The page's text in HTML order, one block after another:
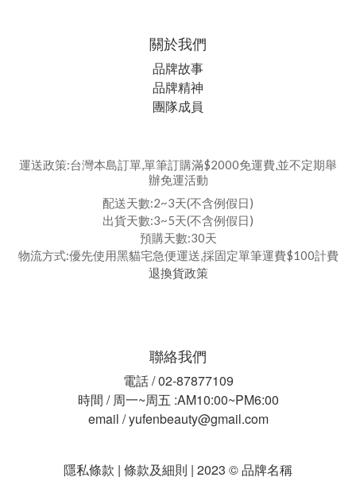
關於我們
品牌故事
品牌精神
團隊成員
運送政策:台灣本島訂單,單筆訂購滿$2000免運費,並不定期舉
辦免運活動
配送天數:2~3天(不含例假日)
出貨天數:3~5天(不含例假日)
預購天數:30天
物流方式:優先使用黑貓宅急便運送,採固定單筆運費$100計費
退換貨政策
聯絡我們
電話 / 02-87877109
時間 / 周一~周五 :AM10:00~PM6:00
email / yufenbeauty@gmail.com
隱私條款 | 條款及細則 | 2023 © 品牌名稱